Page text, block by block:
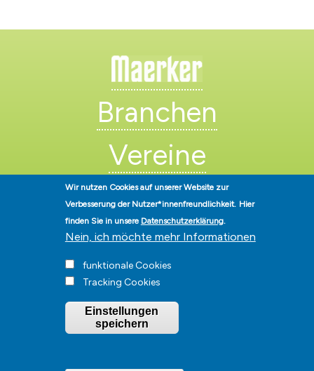
Branchen
Vereine
Künstler
Stadt Hohen Neuendorf • Oranienburger Str. 2 • 16540 Hohen
Neuendorf • Telefon03303-528-0• E-Mail:
Presse Datenschutz| Barrierefreiheit
Wir nutzen Cookies auf unserer Website zur
Verbesserung der Nutzer*innenfreundlichkeit. Hier
finden Sie in unsere Datenschutzerklärung.
Nein, ich möchte mehr Informationen
funktionale Cookies
Tracking Cookies
Einstellungen
speichern